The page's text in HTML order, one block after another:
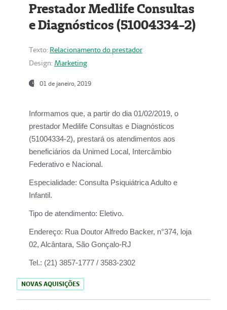
Prestador Medlife Consultas
e Diagnósticos (51004334-2)
Texto: Relacionamento do prestador
Design: Marketing
01 de janeiro, 2019
Informamos que, a partir do dia 01/02/2019, o
prestador Medilife Consultas e Diagnósticos
(51004334-2), prestará os atendimentos aos
beneficiários da Unimed Local, Intercâmbio
Federativo e Nacional.
Especialidade: Consulta Psiquiátrica Adulto e
Infantil.
Tipo de atendimento: Eletivo.
Endereço: Rua Doutor Alfredo Backer, n°374, loja
02, Alcântara, São Gonçalo-RJ
Tel.: (21) 3857-1777 / 3583-2302
NOVAS AQUISIÇÕES